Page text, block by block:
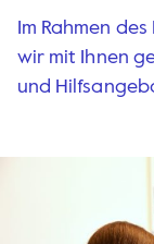
Im Rahmen
wir mit Ihnen
und